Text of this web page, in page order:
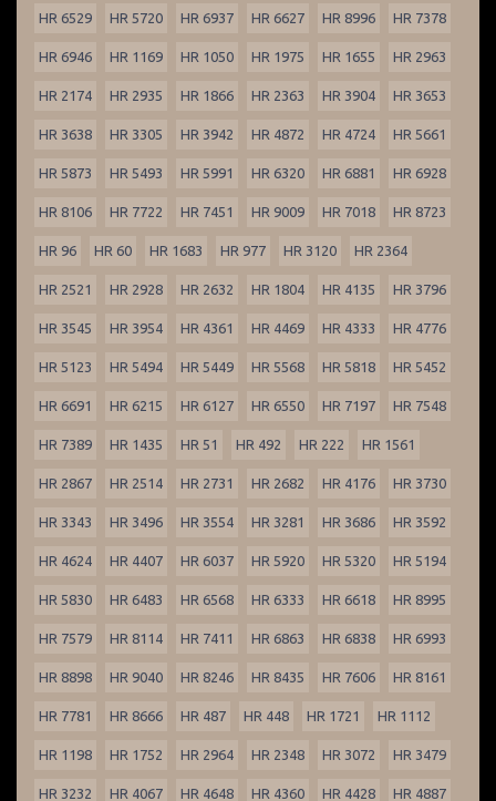
HR 6529 HR 5720 HR 6937 HR 6627 HR 8996 HR 7378
HR 6946 HR 1169 HR 1050 HR 1975 HR 1655 HR 2963
HR 2174 HR 2935 HR 1866 HR 2363 HR 3904 HR 3653
HR 3638 HR 3305 HR 3942 HR 4872 HR 4724 HR 5661
HR 5873 HR 5493 HR 5991 HR 6320 HR 6881 HR 6928
HR 8106 HR 7722 HR 7451 HR 9009 HR 7018 HR 8723
HR 96 HR 60 HR 1683 HR 977 HR 3120 HR 2364
HR 2521 HR 2928 HR 2632 HR 1804 HR 4135 HR 3796
HR 3545 HR 3954 HR 4361 HR 4469 HR 4333 HR 4776
HR 5123 HR 5494 HR 5449 HR 5568 HR 5818 HR 5452
HR 6691 HR 6215 HR 6127 HR 6550 HR 7197 HR 7548
HR 7389 HR 1435 HR 51 HR 492 HR 222 HR 1561
HR 2867 HR 2514 HR 2731 HR 2682 HR 4176 HR 3730
HR 3343 HR 3496 HR 3554 HR 3281 HR 3686 HR 3592
HR 4624 HR 4407 HR 6037 HR 5920 HR 5320 HR 5194
HR 5830 HR 6483 HR 6568 HR 6333 HR 6618 HR 8995
HR 7579 HR 8114 HR 7411 HR 6863 HR 6838 HR 6993
HR 8898 HR 9040 HR 8246 HR 8435 HR 7606 HR 8161
HR 7781 HR 8666 HR 487 HR 448 HR 1721 HR 1112
HR 1198 HR 1752 HR 2964 HR 2348 HR 3072 HR 3479
HR 3232 HR 4067 HR 4648 HR 4360 HR 4428 HR 4887